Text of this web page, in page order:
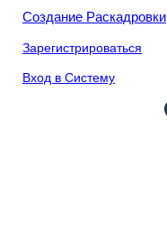
Создание Раскадровки
Зарегистрироваться
Вход в Систему